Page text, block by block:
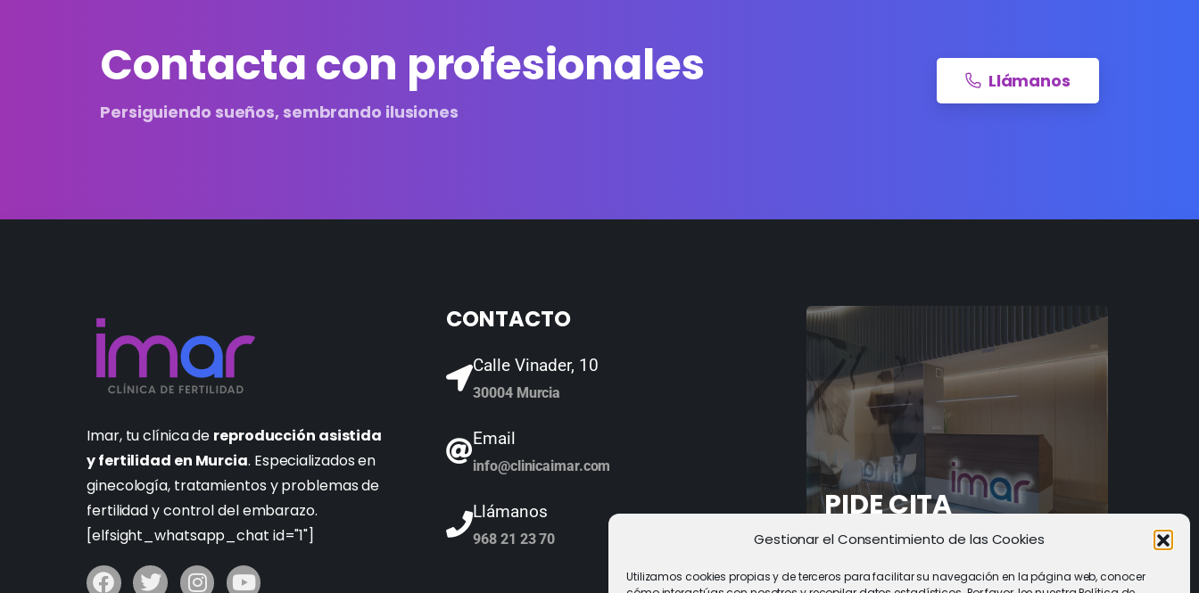
Gestionar el Consentimiento de las Cookies
Utilizamos cookies propias y de terceros para facilitar su navegación en la página web, conocer
Contacta con profesionales
Persiguiendo sueños, sembrando ilusiones
Llámanos
Imar, tu clínica de reproducción asistida
y fertilidad en Murcia. Especializados en
ginecología, tratamientos y problemas de
fertilidad y control del embarazo.
[elfsight_whatsapp_chat id="1"]
CONTACTO
Calle Vinader, 10
30004 Murcia
Email
info@clinicaimar.com
Llámanos
968 21 23 70
PIDE CITA
Solicitar cita con un especialista